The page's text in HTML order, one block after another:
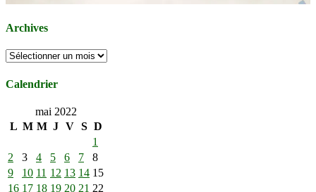
Archives
Archives
Calendrier
mai 2022
L M M J V S D
1
2
3 4 5 6 7
8
9
10 11 12 13 14 15
16 17 18 19 20 21 22